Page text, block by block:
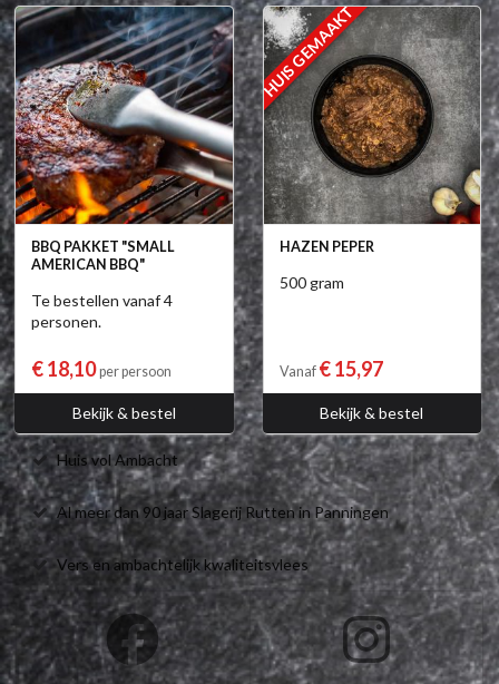
BBQ PAKKET "SMALL
AMERICAN BBQ"
Te bestellen vanaf 4
personen.
€ 18,10per persoon
Bekijk & bestel
HUIS GEMAAKT
HAZEN PEPER
500 gram
Vanaf € 15,97
Bekijk & bestel
Huis vol Ambacht
Al meer dan 90 jaar Slagerij Rutten in Panningen
Vers en ambachtelijk kwaliteitsvlees